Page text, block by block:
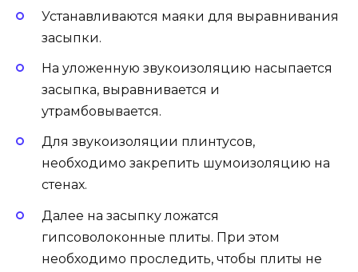
Устанавливаются маяки для выравнивания
засыпки.
На уложенную звукоизоляцию насыпается
засыпка, выравнивается и
утрамбовывается.
Для звукоизоляции плинтусов,
необходимо закрепить шумоизоляцию на
стенах.
Далее на засыпку ложатся
гипсоволоконные плиты. При этом
необходимо проследить, чтобы плиты не